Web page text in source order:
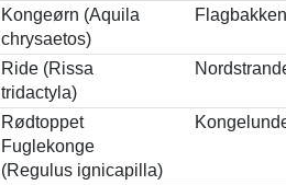
Kongeørn (Aquila
chrysaetos)
Ride (Rissa
tridactyla)
Rødtoppet
Fuglekonge
(Regulus ignicapilla)